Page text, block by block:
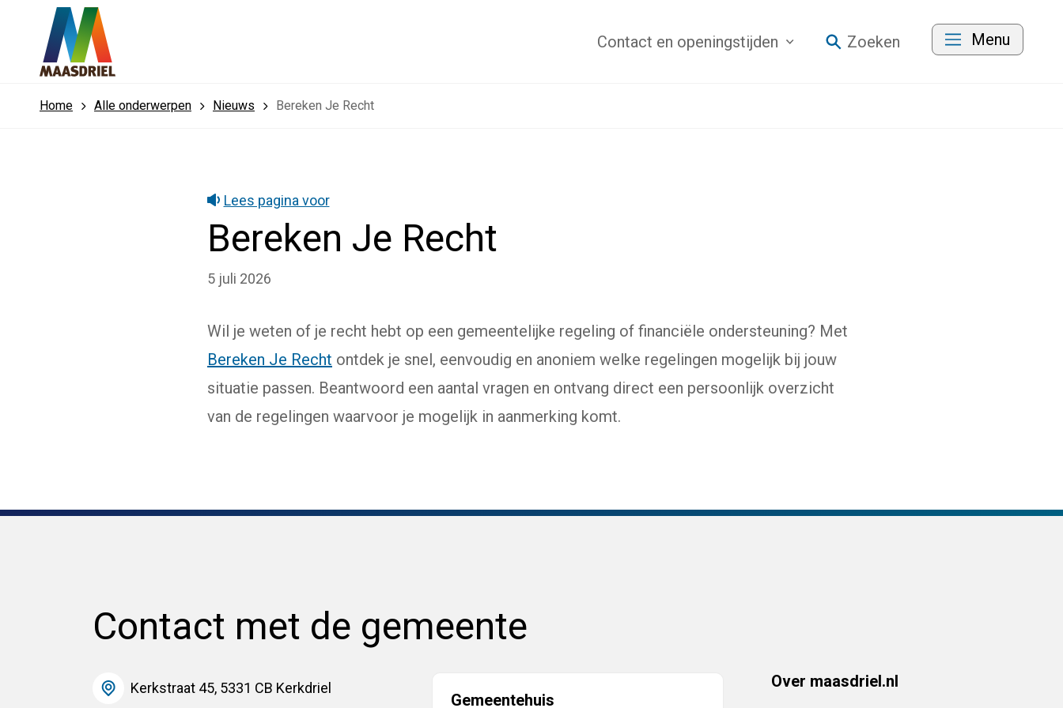
Contact en openingstijden Zoeken Menu
Home Alle onderwerpen Nieuws Bereken Je Recht
Lees pagina voor
Bereken Je Recht
5 juli 2026
Wil je weten of je recht hebt op een gemeentelijke regeling of financiële ondersteuning? Met
Bereken Je Recht ontdek je snel, eenvoudig en anoniem welke regelingen mogelijk bij jouw
situatie passen. Beantwoord een aantal vragen en ontvang direct een persoonlijk overzicht
van de regelingen waarvoor je mogelijk in aanmerking komt.
Contact met de gemeente
Kerkstraat 45, 5331 CB Kerkdriel
Gemeentehuis
Over maasdriel.nl